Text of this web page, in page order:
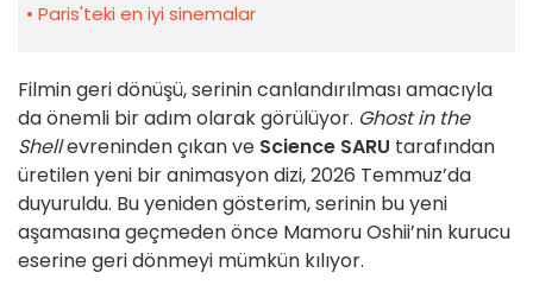
Paris'teki en iyi sinemalar
Filmin geri dönüşü, serinin canlandırılması amacıyla
da önemli bir adım olarak görülüyor. Ghost in the
Shellevreninden çıkan ve Science SARU tarafından
üretilen yeni bir animasyon dizi, 2026 Temmuz’da
duyuruldu. Bu yeniden gösterim, serinin bu yeni
aşamasına geçmeden önce Mamoru Oshii’nin kurucu
eserine geri dönmeyi mümkün kılıyor.